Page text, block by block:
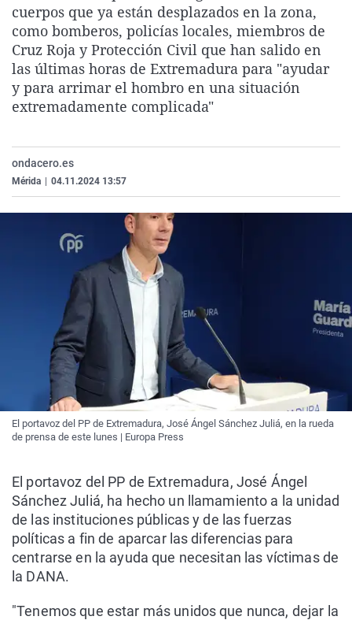
La rosa de los vientos
Gente viajera
Como el perro y el
Caso
Retornados
Equipo de
Operación Viuda
Extremadura
Galicia
La Rioja
Navarra
Virales
Televisión
Elecciones
cuerpos que ya están desplazados en la zona,
como bomberos, policías locales, miembros de
Cruz Roja y Protección Civil que han salido en
las últimas horas de Extremadura para "ayudar
y para arrimar el hombro en una situación
extremadamente complicada"
ondacero.es
Mérida 04.11.2024 13:57
El portavoz del PP de Extremadura, José Ángel Sánchez Juliá, en la rueda
de prensa de este lunes | Europa Press
El portavoz del PP de Extremadura, José Ángel
Sánchez Juliá, ha hecho un llamamiento a la unidad
de las instituciones públicas y de las fuerzas
políticas a fin de aparcar las diferencias para
centrarse en la ayuda que necesitan las víctimas de
la DANA.
"Tenemos que estar más unidos que nunca, dejar la